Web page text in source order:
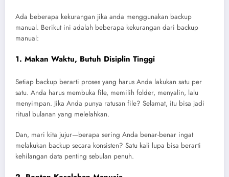
Ada beberapa kekurangan jika anda menggunakan backup
manual. Berikut ini adalah beberapa kekurangan dari backup
manual:
1. Makan Waktu, Butuh Disiplin Tinggi
Setiap backup berarti proses yang harus Anda lakukan satu per
satu. Anda harus membuka file, memilih folder, menyalin, lalu
menyimpan. Jika Anda punya ratusan file? Selamat, itu bisa jadi
ritual bulanan yang melelahkan.
Dan, mari kita jujur—berapa sering Anda benar-benar ingat
melakukan backup secara konsisten? Satu kali lupa bisa berarti
kehilangan data penting sebulan penuh.